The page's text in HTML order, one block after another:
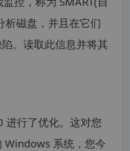
析磁盘，并且在它们
。读取此信息并将其
进行了优化。这对您
Windows 系统，您今